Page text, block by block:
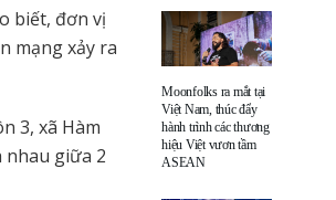
biết, đơn vị
mạng xảy ra
3, xã Hàm
nhau giữa 2
Moonfolks ra mắt tại
Việt Nam, thúc đẩy
hành trình các thương
hiệu Việt vươn tầm
ASEAN